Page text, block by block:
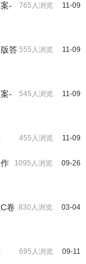
11-09
765人浏览
-
11-09
555人浏览
答
11-09
545人浏览
-
11-09
455人浏览
09-26
1095人浏览
03-04
830人浏览
卷
09-11
695人浏览